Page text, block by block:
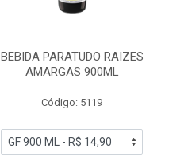
BEBIDA PARATUDO RAIZES
AMARGAS 900ML
Código: 5119